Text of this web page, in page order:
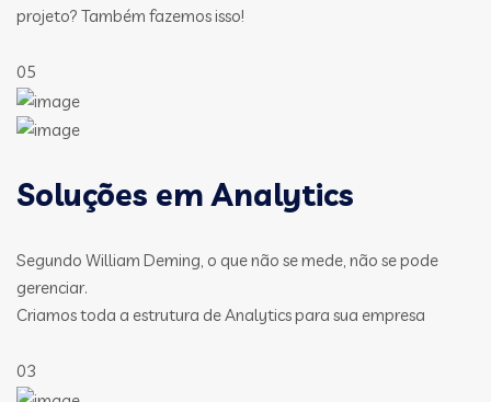
projeto? Também fazemos isso!
05
Soluções em Analytics
Segundo William Deming, o que não se mede, não se pode
gerenciar.
Criamos toda a estrutura de Analytics para sua empresa
03